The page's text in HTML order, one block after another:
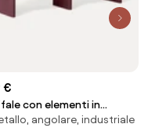
€
con elementi in
Ramiangolare, industriale